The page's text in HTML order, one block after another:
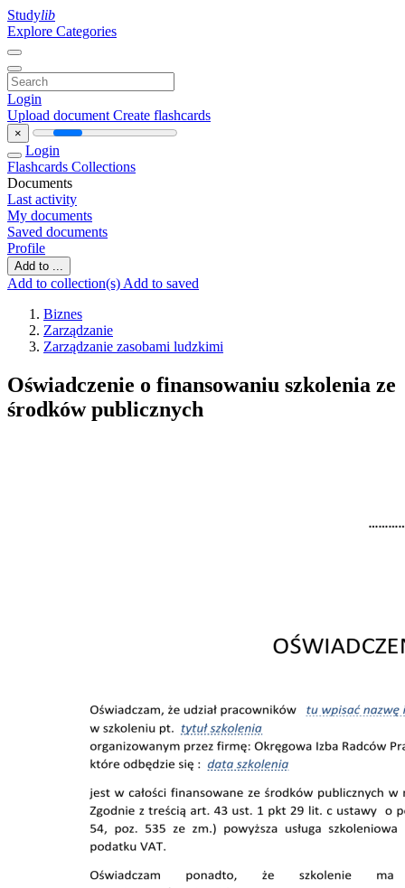
Studylib
Explore Categories
Login
Upload document Create flashcards
×
Login
Flashcards Collections
Documents
Last activity
My documents
Saved documents
Profile
Add to ...
Add to collection(s) Add to saved
Biznes
Zarządzanie
Zarządzanie zasobami ludzkimi
Oświadczenie o finansowaniu szkolenia ze
środków publicznych